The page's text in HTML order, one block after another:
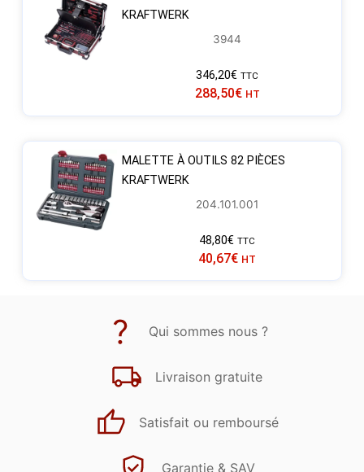
KRAFTWERK
3944
346,20€ TTC
288,50€ HT
MALETTE À OUTILS 82 PIÈCES
KRAFTWERK
204.101.001
48,80€ TTC
40,67€ HT
Qui sommes nous ?
Livraison gratuite
Satisfait ou remboursé
Garantie & SAV